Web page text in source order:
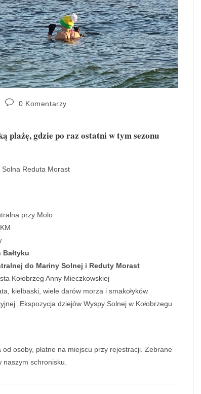
0 Komentarzy
plażę, gdzie po raz ostatni w tym sezonu
Reduta Morast
przy Molo
do Mariny Solnej i Reduty Morast
Kołobrzeg Anny Mieczkowskiej
kiełbaski, wiele darów morza i smakołyków
„Ekspozycja dziejów Wyspy Solnej w Kołobrzegu
osoby, płatne na miejscu przy rejestracji. Zebrane
schronisku.